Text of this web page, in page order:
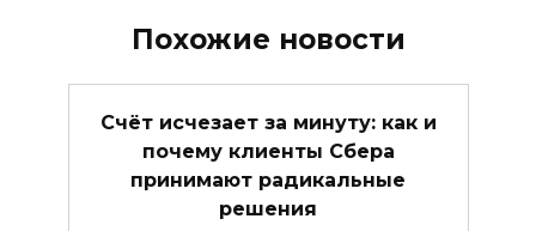
Похожие новости
Счёт исчезает за минуту: как и
почему клиенты Сбера
принимают радикальные
решения